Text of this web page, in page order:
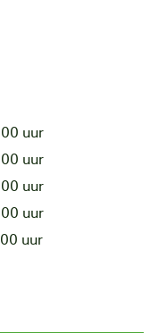
uur
uur
uur
uur
uur